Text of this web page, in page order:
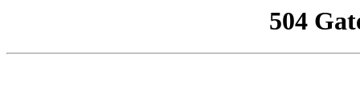
504